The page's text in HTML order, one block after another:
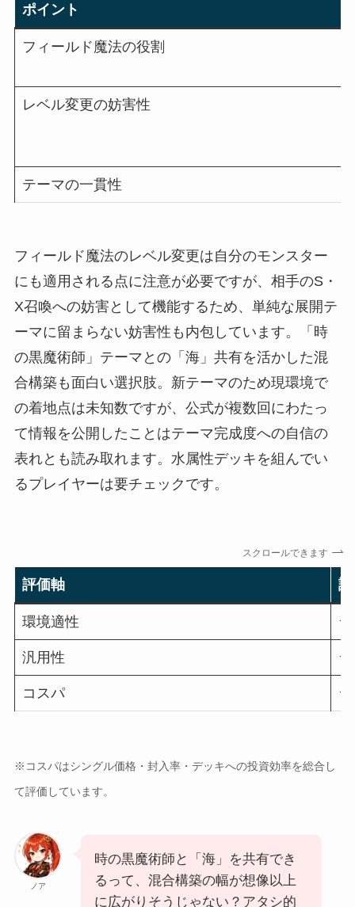
ポイント
フィールド魔法の役割
レベル変更の妨害性
テーマの一貫性
フィールド魔法のレベル変更は自分のモンスター
にも適用される点に注意が必要ですが、相手のS・
X召喚への妨害として機能するため、単純な展開テ
ーマに留まらない妨害性も内包しています。「時
の黒魔術師」テーマとの「海」共有を活かした混
合構築も面白い選択肢。新テーマのため現環境で
の着地点は未知数ですが、公式が複数回にわたっ
て情報を公開したことはテーマ完成度への自信の
表れとも読み取れます。水属性デッキを組んでい
るプレイヤーは要チェックです。
スクロールできます
評価軸
環境適性
汎用性
コスパ
※コスパはシングル価格・封入率・デッキへの投資効率を総合し
て評価しています。
ノア
時の黒魔術師と「海」を共有でき
るって、混合構築の幅が想像以上
に広がりそうじゃない？アタシ的